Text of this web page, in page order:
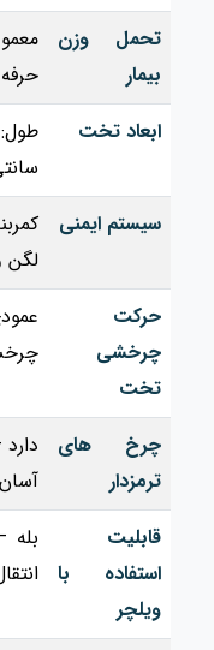
تحمل وزن
بیمار
حرفه‌ ای
ابعاد تخت
سانتی‌
سیستم ایمنی
لگن
حرکت
چرخشی
تخت
چرخ‌ های
ترمزدار
آسان
قابلیت
استفاده با
ویلچر
بله